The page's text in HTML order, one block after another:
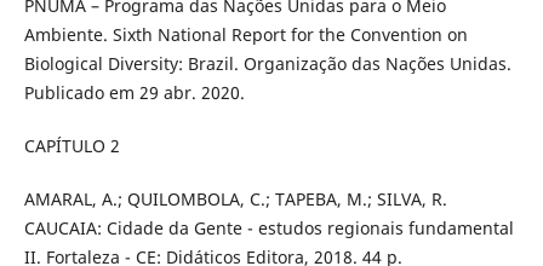
PNUMA – Programa das Nações Unidas para o Meio
Ambiente. Sixth National Report for the Convention on
Biological Diversity: Brazil. Organização das Nações Unidas.
Publicado em 29 abr. 2020.
CAPÍTULO 2
AMARAL, A.; QUILOMBOLA, C.; TAPEBA, M.; SILVA, R.
CAUCAIA: Cidade da Gente - estudos regionais fundamental
II. Fortaleza - CE: Didáticos Editora, 2018. 44 p.